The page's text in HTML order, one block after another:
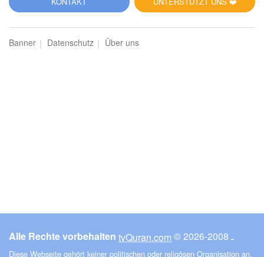
Banner Datenschutz Über uns
Alle Rechte vorbehalten tvQuran.com © ـ 2008-2026
Diese Webseite gehört keiner politischen oder religösen Organisation an.